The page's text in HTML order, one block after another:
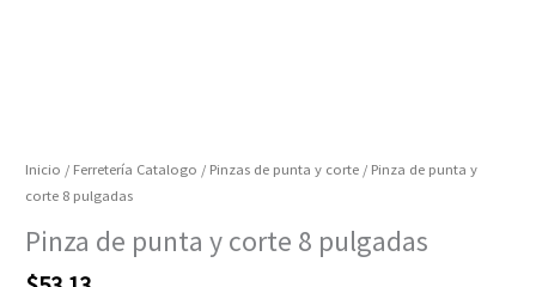
Inicio / Ferretería Catalogo / Pinzas de punta y corte / Pinza de punta y
corte 8 pulgadas
Pinza de punta y corte 8 pulgadas